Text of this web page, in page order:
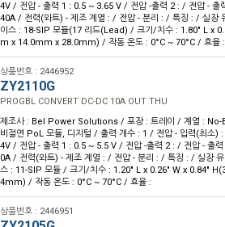
4V / 전압 - 출력 1 : 0.5 ~ 3.65 V / 전압 -출력 2 : / 전압 - 출
40A / 전력(와트) - 제조 계열 : / 전압 - 분리 : / 특징 : / 실장
이스 : 18-SIP 모듈(17 리드(Lead) / 크기/치수 : 1.80" L x
m x 14.0mm x 28.0mm) / 작동 온도 : 0°C ~ 70°C / 효율 :
상품번호 : 2446952
ZY2110G
PROGBL CONVERT DC-DC 10A OUT THU
제조사 : Bel Power Solutions / 포장 : 트레이 / 계열 : No-
비절연 PoL 모듈, 디지털 / 출력 개수 : 1 / 전압 - 입력(최소)
4V / 전압 - 출력 1 : 0.5 ~ 5.5 V / 전압 -출력 2 : / 전압 - 출
0A / 전력(와트) - 제조 계열 : / 전압 - 분리 : / 특징 : / 실장
스 : 11-SIP 모듈 / 크기/치수 : 1.20" L x 0.26" W x 0.84"
4mm) / 작동 온도 : 0°C ~ 70°C / 효율 :
상품번호 : 2446951